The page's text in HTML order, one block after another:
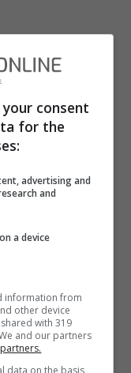
le
Vaclík;
consent
for the
advertising and
and
a device
information from
other device
with 319
and our partners
data on the basis